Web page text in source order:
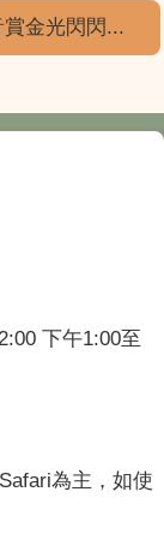
金光閃閃...
下午1:00至
為主，如使